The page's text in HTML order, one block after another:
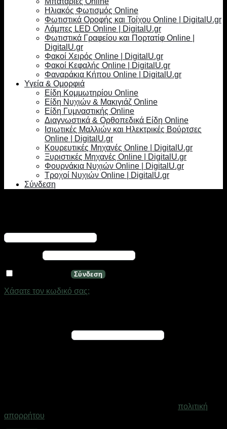
Ηλιακός Φωτισμός Online
Φωτιστικά Οροφής και Τοίχου Online | DigitalU.gr
Λάμπες LED Online | DigitalU.gr
Φωτιστικά Γραφείου και Πορτατίφ Online |
DigitalU.gr
Φακοί Χειρός Online | DigitalU.gr
Φακοί Κεφαλής Online | DigitalU.gr
Φαναράκια Κήπου Online | DigitalU.gr
Υγεία & Ομορφιά
Είδη Κομμωτηρίου Online
Είδη Νυχιών & Μακιγιάζ Online
Είδη Γυμναστικής Online
Διαγνωστικά & Ορθοπεδικά Είδη Online
Ισιωτικές Μαλλιών και Ηλεκτρικές Βούρτσες
Online | DigitalU.gr
Κουρευτικές Μηχανές Online | DigitalU.gr
Ξυριστικές Μηχανές Online | DigitalU.gr
Φουρνάκια Νυχιών Online | DigitalU.gr
Τροχοί Νυχιών Online | DigitalU.gr
Σύνδεση
Απαιτείται
Σύνδεση
Χάσατε τον κωδικό σας;
Απαιτείται
πολιτική
απορρήτου